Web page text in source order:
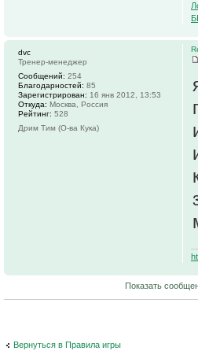
dvc
Тренер-менеджер
Сообщений: 254
Благодарностей: 85
Зарегистрирован: 16 янв 2012, 13:53
Откуда: Москва, Россия
Рейтинг: 528
Дрим Тим (О-ва Кука)
Показать
Вернуться в Правила игры